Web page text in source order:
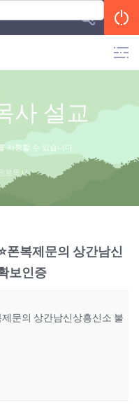
사 설교
시청할 수 있습니다.
로목사
폰복제문의 상간남신
보인증
문의 상간남신상흥신소 불